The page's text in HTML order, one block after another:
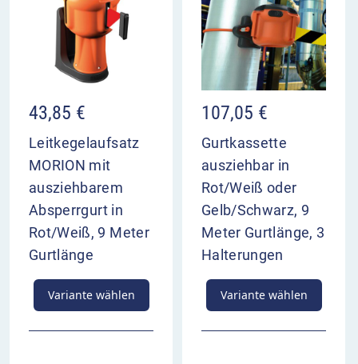
43,85 €
Leitkegelaufsatz
MORION mit
ausziehbarem
Absperrgurt in
Rot/Weiß, 9 Meter
Gurtlänge
Variante wählen
107,05 €
Gurtkassette
ausziehbar in
Rot/Weiß oder
Gelb/Schwarz, 9
Meter Gurtlänge, 3
Halterungen
Variante wählen